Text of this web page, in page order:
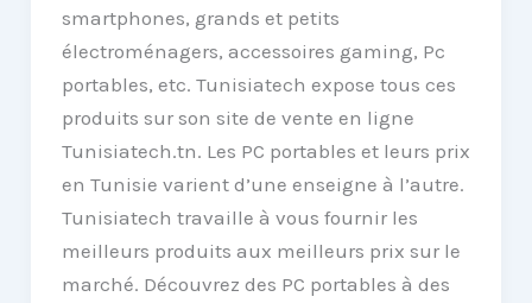
smartphones, grands et petits
électroménagers, accessoires gaming, Pc
portables, etc. Tunisiatech expose tous ces
produits sur son site de vente en ligne
Tunisiatech.tn. Les PC portables et leurs prix
en Tunisie varient d’une enseigne à l’autre.
Tunisiatech travaille à vous fournir les
meilleurs produits aux meilleurs prix sur le
marché. Découvrez des PC portables à des